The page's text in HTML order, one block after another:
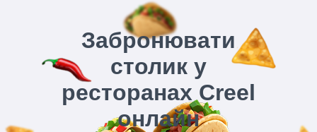
Забронювати
столик у
ресторанах Creel
онлайн